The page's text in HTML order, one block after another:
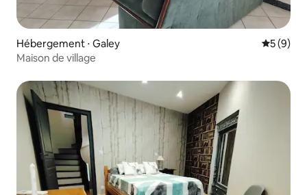
Hébergement ⋅ Galey
5 (9)
Maison de village